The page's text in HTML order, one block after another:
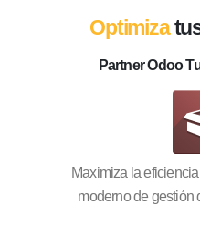
Optimiza
Partner Odoo
Maximiza la
moderno de gestión